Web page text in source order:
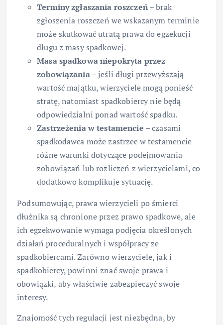
Terminy zgłaszania roszczeń– brak
zgłoszenia roszczeń we wskazanym terminie
może skutkować utratą prawa do egzekucji
długu z masy spadkowej.
Masa spadkowa niepokryta przez
zobowiązania– jeśli długi przewyższają
wartość majątku, wierzyciele mogą ponieść
stratę, natomiast spadkobiercy nie będą
odpowiedzialni ponad wartość spadku.
Zastrzeżenia w testamencie – czasami
spadkodawca może zastrzec w testamencie
różne warunki dotyczące podejmowania
zobowiązań lub rozliczeń z wierzycielami, co
dodatkowo komplikuje sytuację.
Podsumowując, prawa wierzycieli po śmierci
dłużnika są chronione przez prawo spadkowe, ale
ich egzekwowanie wymaga podjęcia określonych
działań proceduralnych i współpracy ze
spadkobiercami. Zarówno wierzyciele, jak i
spadkobiercy, powinni znać swoje prawa i
obowiązki, aby właściwie zabezpieczyć swoje
interesy.
Znajomość tych regulacji jest niezbędna, by